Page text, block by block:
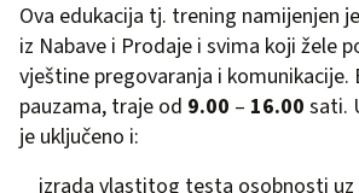
Ova edukacija tj. trening namijenjen
iz Nabave i Prodaje i svima koji žele
vještine pregovaranja i komunikacije.
pauzama, traje od 9.00 – 16.00 sati.
je uključeno i:
izrada vlastitog testa osobnosti